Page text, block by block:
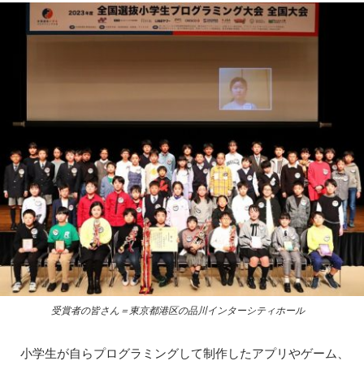
受賞者の皆さん＝東京都港区の品川インターシティホール
小学生が自らプログラミングして制作したアプリやゲーム、